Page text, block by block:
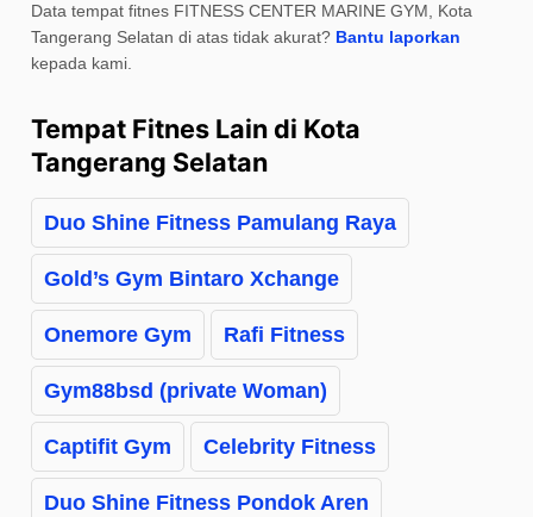
Data tempat fitnes FITNESS CENTER MARINE GYM, Kota
Tangerang Selatan di atas tidak akurat? Bantu laporkan
kepada kami.
Tempat Fitnes Lain di Kota
Tangerang Selatan
Duo Shine Fitness Pamulang Raya
Gold’s Gym Bintaro Xchange
Onemore Gym Rafi Fitness
Gym88bsd (private Woman)
Captifit Gym Celebrity Fitness
Duo Shine Fitness Pondok Aren